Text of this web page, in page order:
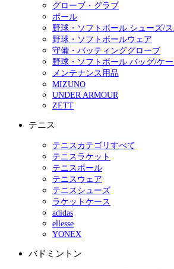
グローブ・グラブ
ボール
野球・ソフトボール シューズ/
野球・ソフトボールウェア
守備・バッティンググローブ
野球・ソフトボール バッグ/ケー
メンテナンス用品
MIZUNO
UNDER ARMOUR
ZETT
テニス
テニスカテゴリすべて
テニスラケット
テニスボール
テニスウェア
テニスシューズ
ラケットケース
adidas
ellesse
YONEX
バドミントン